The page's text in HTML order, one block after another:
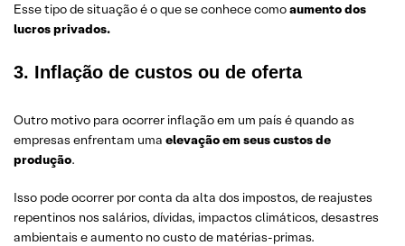
Esse tipo de situação é o que se conhece comoaumento dos
lucros privados.
3. Inflação de custos ou de oferta
Outro motivo para ocorrer inflação em um país é quando as
empresas enfrentam uma elevação em seus custos de
produção.
Isso pode ocorrer por conta da alta dos impostos, de reajustes
repentinos nos salários, dívidas, impactos climáticos, desastres
ambientais e aumento no custo de matérias-primas.